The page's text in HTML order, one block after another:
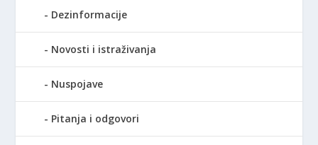
Dezinformacije
Novosti i istraživanja
Nuspojave
Pitanja i odgovori